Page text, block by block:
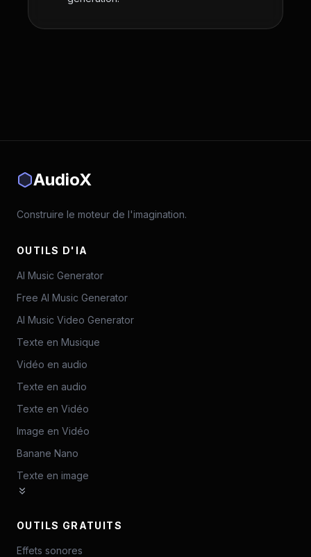
AudioX
Construire le moteur de l'imagination.
OUTILS D'IA
AI Music Generator
Free AI Music Generator
AI Music Video Generator
Texte en Musique
Vidéo en audio
Texte en audio
Texte en Vidéo
Image en Vidéo
Banane Nano
Texte en image
OUTILS GRATUITS
Effets sonores